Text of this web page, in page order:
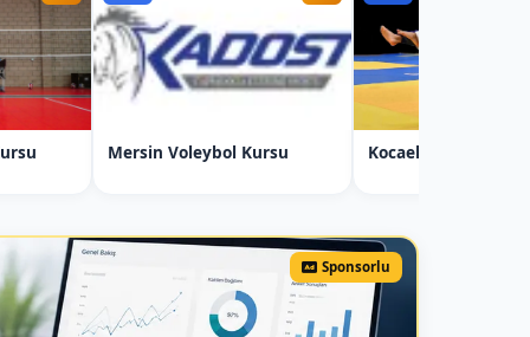
Mersin Voleybol Kursu Kocaeli Judo Kursu
Sponsorlu